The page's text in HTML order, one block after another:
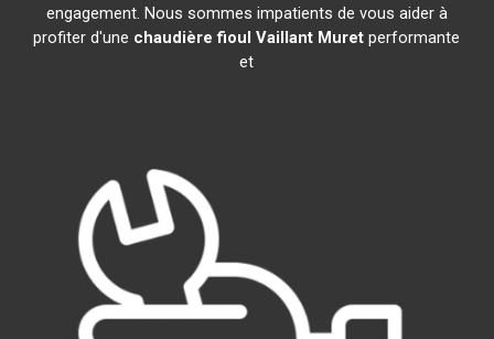
engagement. Nous sommes impatients de vous aider à
profiter d'une chaudière fioul Vaillant Muret performante
et